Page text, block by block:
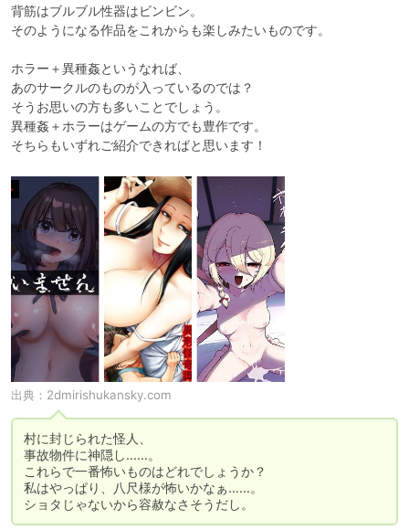
背筋はブルブル性器はビンビン。
そのようになる作品をこれからも楽しみたいものです。
ホラー＋異種姦というなれば、
あのサークルのものが入っているのでは？
そうお思いの方も多いことでしょう。
異種姦＋ホラーはゲームの方でも豊作です。
そちらもいずれご紹介できればと思います！
出典： 2dmirishukansky.com
村に封じられた怪人、
事故物件に神隠し……。
これらで一番怖いものはどれでしょうか？
私はやっぱり、八尺様が怖いかなぁ……。
ショタじゃないから容赦なさそうだし。